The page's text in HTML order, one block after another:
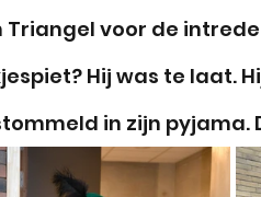
Triangel voor de
Hij was te laat.
in zijn pyjama.